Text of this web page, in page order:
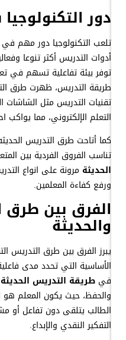
دور التكنولوجيا
تلعب التكنولوجيا دور مهم في
أدوات التدريس أكثر تنوعا
توفر بيئة تفاعلية تسهم في
طريقة التدريس، ظهرت طرق
تقنيات التدريس مثل الشاشات
التعلم الإلكتروني، مما يواكب
كما أتاحت طرق التدريس الحديثه
تناسب الفروق الفردية بين
الحديثةمرونة على انواع
ورفع كفاءة المعلمين.
الفرق بين طرق
والحديثة
يبرز الفرق بين طرق التدريس
الأساسية التي تحدد مدى فاعلية
فيطريقة التدريس الحديثة
والحفظ، حيث يكون المعلم هو
الطالب يتلقى دون تفاعل أو
التفكير النقدي والإبداع.